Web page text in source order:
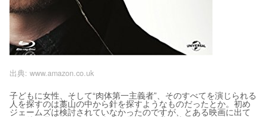
出典: www.amazon.co.uk
子どもに女性、そして“肉体第一主義者”、そのすべてを演じられる
人を探すのは藁山の中から針を探すようなものだったとか。初め
ジェームズは検討されていなかったのですが、とある映画に出て